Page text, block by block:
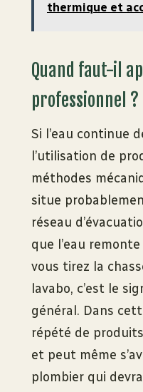
thermique et
Quand faut-il
professionnel ?
Si l’eau continue
l’utilisation de
méthodes
situe
réseau
que l’eau
vous tirez la
lavabo, c’est le
général. Dans
répété de
et peut même
plombier qui